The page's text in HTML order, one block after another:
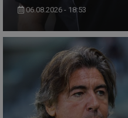
06.08.2026 - 18:53